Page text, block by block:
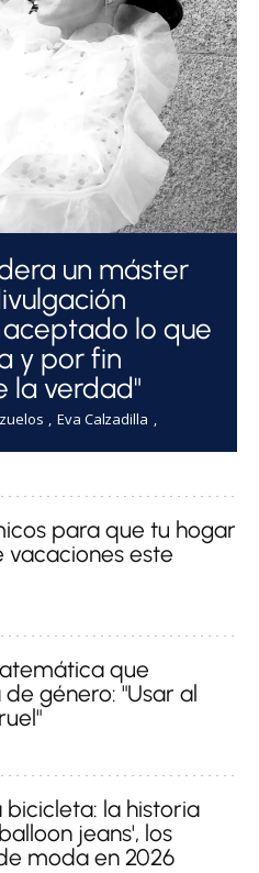
un máster
lo que
y por fin
la verdad"
Eva Calzadilla
para que tu hogar
vacaciones este
que
género: "Usar al
bicicleta: la historia
jeans', los
moda en 2026